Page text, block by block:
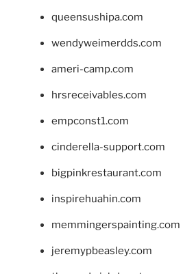
queensushipa.com
wendyweimerdds.com
ameri-camp.com
hrsreceivables.com
empconst1.com
cinderella-support.com
bigpinkrestaurant.com
inspirehuahin.com
memmingerspainting.com
jeremypbeasley.com